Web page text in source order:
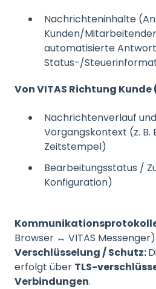
Nachrichteninhalte
Kunden/
automatisierte
Status-/
Von VITAS Richtung
Nachrichtenverlauf
Vorgangskontext (z. B.
Zeitstempel)
Bearbeitungsstatus /
Konfiguration)
Browser ↔ VITAS Messenger)
Verschlüsselung / Schutz:
erfolgt über TLS-
Verbindungen.